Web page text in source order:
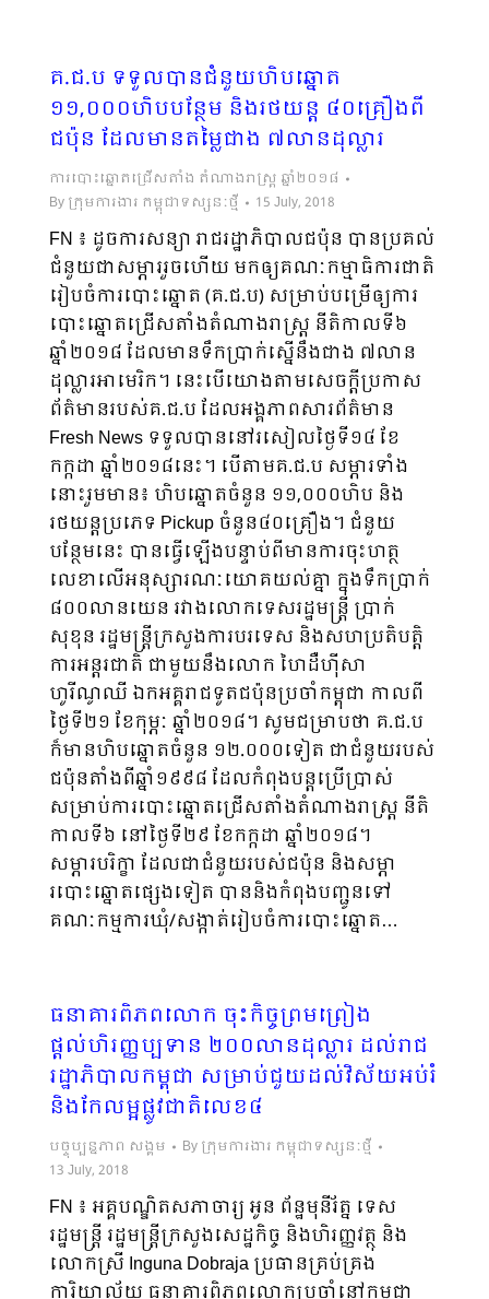
គ.ជ.ប ទទួលបានជំនួយហិបឆ្នោត
១១,០០០ហិបបន្ថែម និងរថយន្ត ៤០គ្រឿងពី
ជប៉ុន ដែលមានតម្លៃជាង ៧លានដុល្លារ
ការបោះឆ្នោតជ្រើសតាំង តំណាងរាស្ត្រ ឆ្នាំ២០១៨
By ក្រុមការងារ កម្ពុជាទស្សនៈថ្មី 15 July, 2018
FN ៖ ដូចការសន្យា រាជរដ្ឋាភិបាលជប៉ុន បានប្រគល់
ជំនួយជាសម្ភាររួចហើយ មកឲ្យគណៈកម្មាធិការជាតិ
រៀបចំការបោះឆ្នោត (គ.ជ.ប) សម្រាប់បម្រើឲ្យការ
បោះឆ្នោតជ្រើសតាំងតំណាងរាស្ត្រ នីតិកាលទី៦
ឆ្នាំ២០១៨ ដែលមានទឹកប្រាក់ស្នើនឹងជាង ៧លាន
ដុល្លារអាមេរិក។ នេះបើយោងតាមសេចក្តីប្រកាស
ព័ត៌មានរបស់គ.ជ.ប ដែលអង្គភាពសារព័ត៌មាន
Fresh News ទទួលបាននៅរសៀលថ្ងៃទី១៤​ ខែ
កក្កដា​​ ឆ្នាំ២០១៨នេះ។ បើតាមគ.ជ.ប សម្ភារទាំង
នោះរួមមាន៖ ហិបឆ្នោតចំនួន ១១,០០០ហិប និង
រថយន្តប្រភេទ Pickup ចំនួន៤០គ្រឿង។ ជំនួយ
បន្ថែមនេះ បានធ្វើឡើងបន្ទាប់ពីមានការចុះហត្ថ
លេខាលើអនុស្សារណៈយោគយល់គ្នា ក្នុងទឹកប្រាក់
៨០០លានយេន រវាងលោកទេសរដ្ឋមន្ត្រី ប្រាក់
សុខុន រដ្ឋមន្ត្រីក្រសួងការបរទេស និងសហប្រតិបត្តិ
ការអន្តរជាតិ ជាមួយនឹងលោក ហៃដឺហ៉ីសា
ហូរីណូឈី ឯកអគ្គរាជទូតជប៉ុនប្រចាំកម្ពុជា កាលពី
ថ្ងៃទី២១ ខែកុម្ភៈ ឆ្នាំ២០១៨។ សូមជម្រាបថា គ.ជ.ប
ក៏មានហិបឆ្នោតចំនួន ១២.០០០ទៀត ជាជំនួយរបស់
ជប៉ុនតាំងពីឆ្នាំ១៩៩៨ ដែលកំពុងបន្តប្រើប្រាស់
សម្រាប់ការបោះឆ្នោតជ្រើសតាំងតំណាងរាស្ត្រ នីតិ
កាលទី៦ នៅថ្ងៃទី២៩ ខែកក្កដា ឆ្នាំ២០១៨។
សម្ភារបរិក្ខា ដែលជាជំនួយរបស់ជប៉ុន និងសម្ភា
របោះឆ្នោតផ្សេងទៀត បាននិងកំពុងបញ្ជូនទៅ
គណៈកម្មការឃុំ/សង្កាត់រៀបចំការបោះឆ្នោត…
ធនាគារពិភពលោក ចុះកិច្ចព្រមព្រៀង
ផ្តល់ហិរញ្ញប្បទាន ២០០លានដុល្លារ ដល់រាជ
រដ្ឋាភិបាលកម្ពុជា សម្រាប់ជួយដល់វិស័យអប់រំ
និងកែលម្អផ្លូវជាតិលេខ៤
បច្ចុប្បន្នភាព សង្គម By ក្រុមការងារ កម្ពុជាទស្សនៈថ្មី
13 July, 2018
FN ៖ អគ្គបណ្ឌិតសភាចារ្យ អូន ព័ន្ឋមុនីរ័ត្ន ទេស
រដ្ឋមន្រ្តី រដ្ឋមន្រ្តីក្រសួងសេដ្ឋកិច្ច និងហិរញ្ញវត្ថុ និង
លោកស្រី Inguna Dobraja ប្រធានគ្រប់គ្រង
ការិយាល័យ ធនាគារពិភពលោកប្រចាំនៅកម្ពុជា